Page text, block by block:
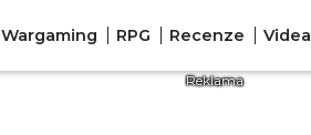
Wargaming RPG Recenze Videa